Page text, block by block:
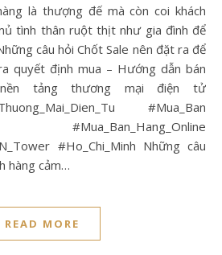
là thượng đế mà còn coi khách
tình thân ruột thịt như gia đình để
câu hỏi Chốt Sale nên đặt ra để
quyết định mua – Hướng dẫn bán
tảng thương mại điện tử
#Mua_Ban
#Mua_Ban_Hang_Online
#Ho_Chi_Minh Những câu
hàng cảm…
READ MORE